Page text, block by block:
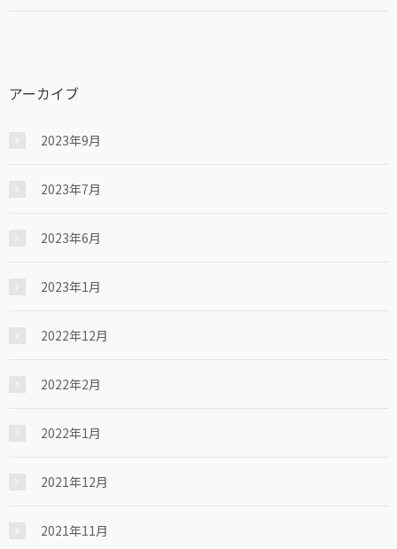
アーカイブ
2023年9月
2023年7月
2023年6月
2023年1月
2022年12月
2022年2月
2022年1月
2021年12月
2021年11月